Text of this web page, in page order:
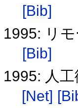
[Bib]
1995: リ
[Bib]
1995: 人
[Net]